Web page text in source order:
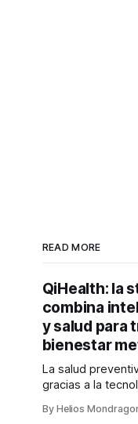
READ MORE
QiHealth: la
combina
y salud para
bienestar
La salud
gracias a la
desarrolla un
By Helios